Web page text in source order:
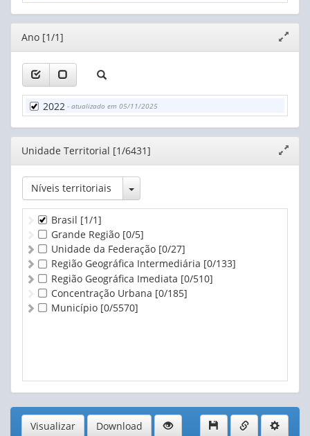
Editor
janela
Ano [1/1]
2022 - atualizado em 05/11/2025
Editor
janela
Unidade Territorial [1/6431]
Níveis territoriais Toggle Dropdown
Brasil [1/1]
Grande Região [0/5]
Unidade da Federação [0/27]
Região Geográfica Intermediária [0/133]
Região Geográfica Imediata [0/510]
Concentração Urbana [0/185]
Município [0/5570]
Visualizar Download